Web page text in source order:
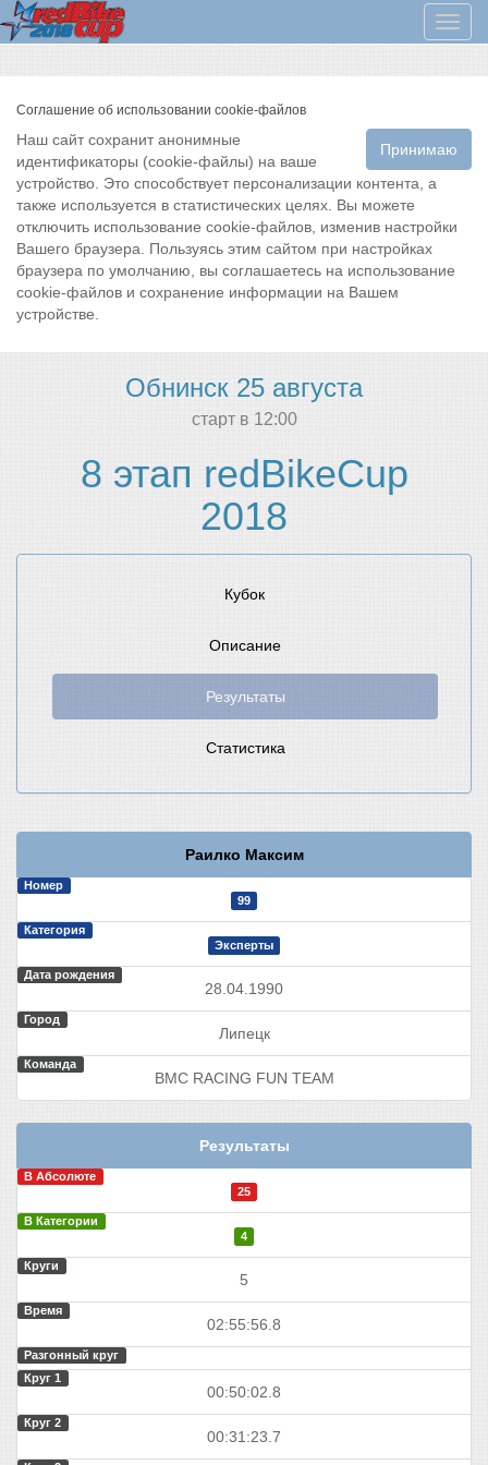
Меню
Соглашение об использовании cookie-файлов
Принимаю
Наш сайт сохранит анонимные
идентификаторы (cookie-файлы) на ваше
устройство. Это способствует персонализации контента, а
также используется в статистических целях. Вы можете
отключить использование cookie-файлов, изменив настройки
Вашего браузера. Пользуясь этим сайтом при настройках
браузера по умолчанию, вы соглашаетесь на использование
cookie-файлов и сохранение информации на Вашем
устройстве.
Обнинск 25 августа
cтарт в 12:00
8 этап redBikeCup
2018
Кубок
Описание
Результаты
Статистика
Раилко Максим
Номер
99
Категория
Эксперты
Дата рождения
28.04.1990
Город
Липецк
Команда
BMC RACING FUN TEAM
Результаты
В Абсолюте
25
В Категории
4
Круги
5
Время
02:55:56.8
Разгонный круг
Круг 1
00:50:02.8
Круг 2
00:31:23.7